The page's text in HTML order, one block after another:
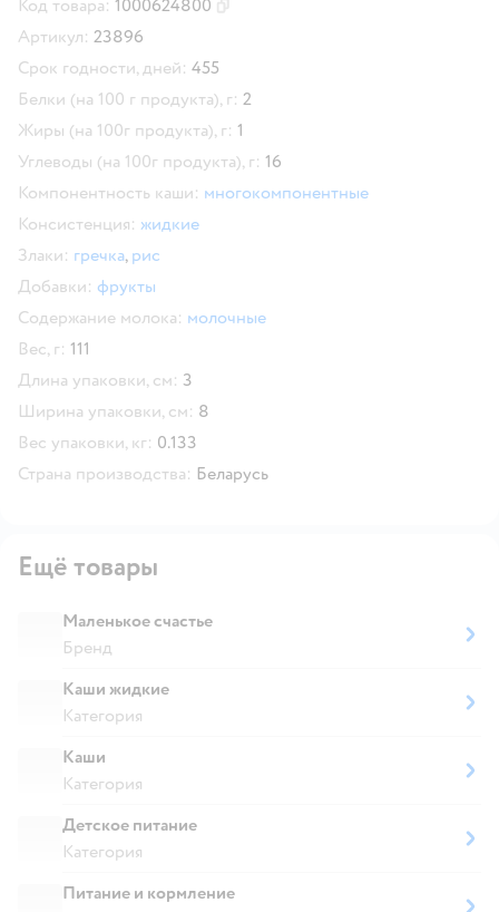
Код товара: 1000624800
Артикул: 23896
Срок годности, дней: 455
Белки (на 100 г продукта), г: 2
Жиры (на 100г продукта), г: 1
Углеводы (на 100г продукта), г: 16
Компонентность каши: многокомпонентные
Консистенция: жидкие
Злаки: гречка, рис
Добавки: фрукты
Содержание молока: молочные
Вес, г: 111
Длина упаковки, см: 3
Ширина упаковки, см: 8
Вес упаковки, кг: 0.133
Страна производства: Беларусь
Ещё товары
Маленькое счастье
Бренд
Каши жидкие
Категория
Каши
Категория
Детское питание
Категория
Питание и кормление